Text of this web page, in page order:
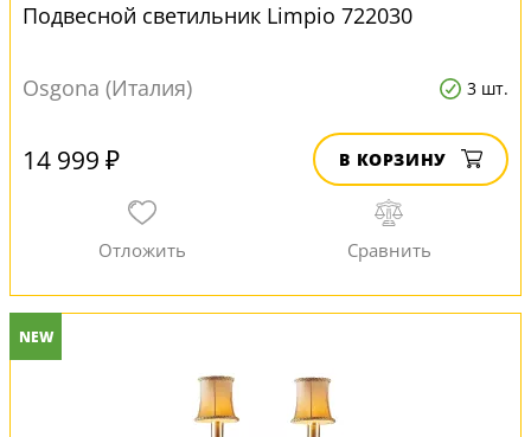
Подвесной светильник Limpio 722030
Osgona (Италия) 3 шт.
14 999 ₽ В КОРЗИНУ
NEW